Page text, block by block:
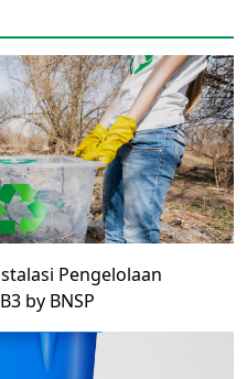
Pengelolaan
by BNSP